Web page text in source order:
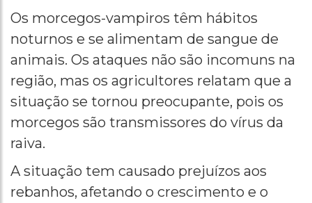
Os morcegos-vampiros têm hábitos
noturnos e se alimentam de sangue de
animais. Os ataques não são incomuns na
região, mas os agricultores relatam que a
situação se tornou preocupante, pois os
morcegos são transmissores do vírus da
raiva.
A situação tem causado prejuízos aos
rebanhos, afetando o crescimento e o